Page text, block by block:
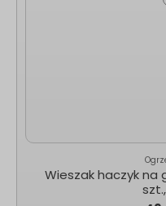
Wieszak haczyk na